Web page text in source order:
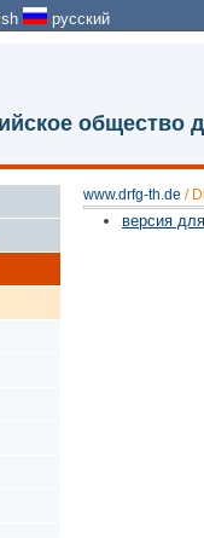
русский
общество
www.drfg-th.de /
версия